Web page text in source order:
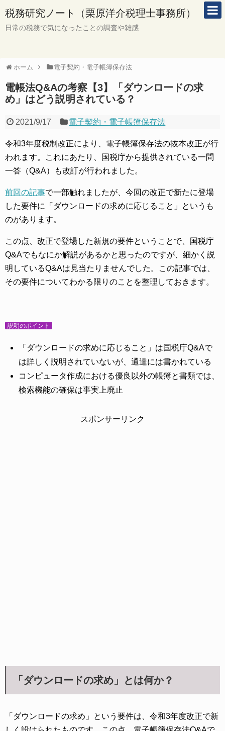
税務研究ノート（栗原洋介税理士事務所）
日常の税務で気になったことの調査や雑感
ホーム 電子契約・電子帳簿保存法
電帳法Q&Aの考察【3】「ダウンロードの求
め」はどう説明されている？
2021/9/17 電子契約・電子帳簿保存法
令和3年度税制改正により、電子帳簿保存法の抜本改正が行
われます。これにあたり、国税庁から提供されている一問
一答（Q&A）も改訂が行われました。
前回の記事で一部触れましたが、今回の改正で新たに登場
した要件に「ダウンロードの求めに応じること」というも
のがあります。
この点、改正で登場した新規の要件ということで、国税庁
Q&Aでもなにか解説があるかと思ったのですが、細かく説
明しているQ&Aは見当たりませんでした。この記事では、
その要件についてわかる限りのことを整理しておきます。
説明のポイント
「ダウンロードの求めに応じること」は国税庁Q&Aで
は詳しく説明されていないが、通達には書かれている
コンピュータ作成における優良以外の帳簿と書類では、
検索機能の確保は事実上廃止
スポンサーリンク
「ダウンロードの求め」とは何か？
「ダウンロードの求め」という要件は、令和3年度改正で新